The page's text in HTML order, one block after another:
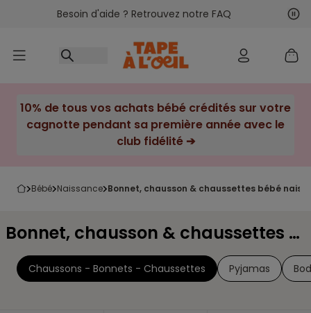
Accéder au contenu
Besoin d'aide ? Retrouvez notre FAQ
10% de tous vos achats bébé crédités sur votre
cagnotte pendant sa première année avec le
club fidélité ➔
bébé naissance bonnet, chausson & chaussettes bébé
Bonnet, chausson & chaussettes bébé naissance Pointure 15-17
Chaussons - Bonnets - Chaussettes Pyjamas